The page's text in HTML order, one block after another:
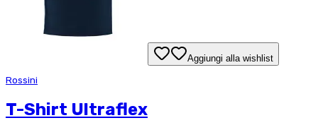
Aggiungi alla wishlist
Rossini
T-Shirt Ultraflex